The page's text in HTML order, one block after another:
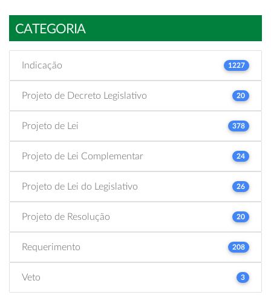
CATEGORIA
Indicação 1227
Projeto de Decreto Legislativo 20
Projeto de Lei 378
Projeto de Lei Complementar 24
Projeto de Lei do Legislativo 26
Projeto de Resolução 20
Requerimento 208
Veto 3